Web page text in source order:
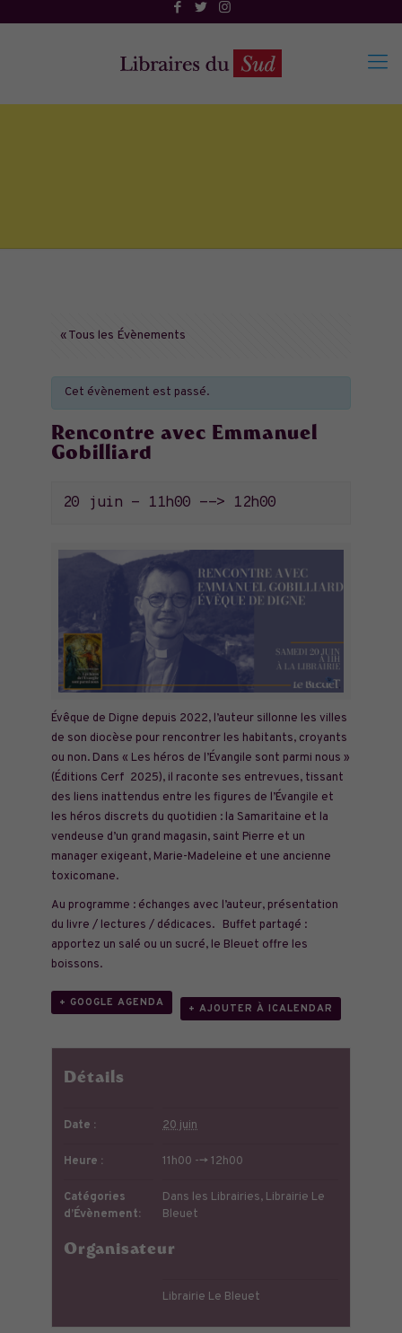
« Tous les Évènements
Cet évènement est passé.
Rencontre avec Emmanuel
Gobilliard
20 juin - 11h00 --> 12h00
Évêque de Digne depuis 2022, l’auteur sillonne les villes
de son diocèse pour rencontrer les habitants, croyants
ou non. Dans « Les héros de l’Évangile sont parmi nous »
(Éditions Cerf 2025), il raconte ses entrevues, tissant
des liens inattendus entre les figures de l’Évangile et
les héros discrets du quotidien : la Samaritaine et la
vendeuse d’un grand magasin, saint Pierre et un
manager exigeant, Marie-Madeleine et une ancienne
toxicomane.
Au programme : échanges avec l’auteur, présentation
du livre / lectures / dédicaces. Buffet partagé :
apportez un salé ou un sucré, le Bleuet offre les
boissons.
+ GOOGLE AGENDA
+ AJOUTER À ICALENDAR
Détails
Date : 20 juin
Heure : 11h00 --> 12h00
Catégories
d’Évènement:
Dans les Librairies, Librairie Le
Bleuet
Organisateur
Librairie Le Bleuet